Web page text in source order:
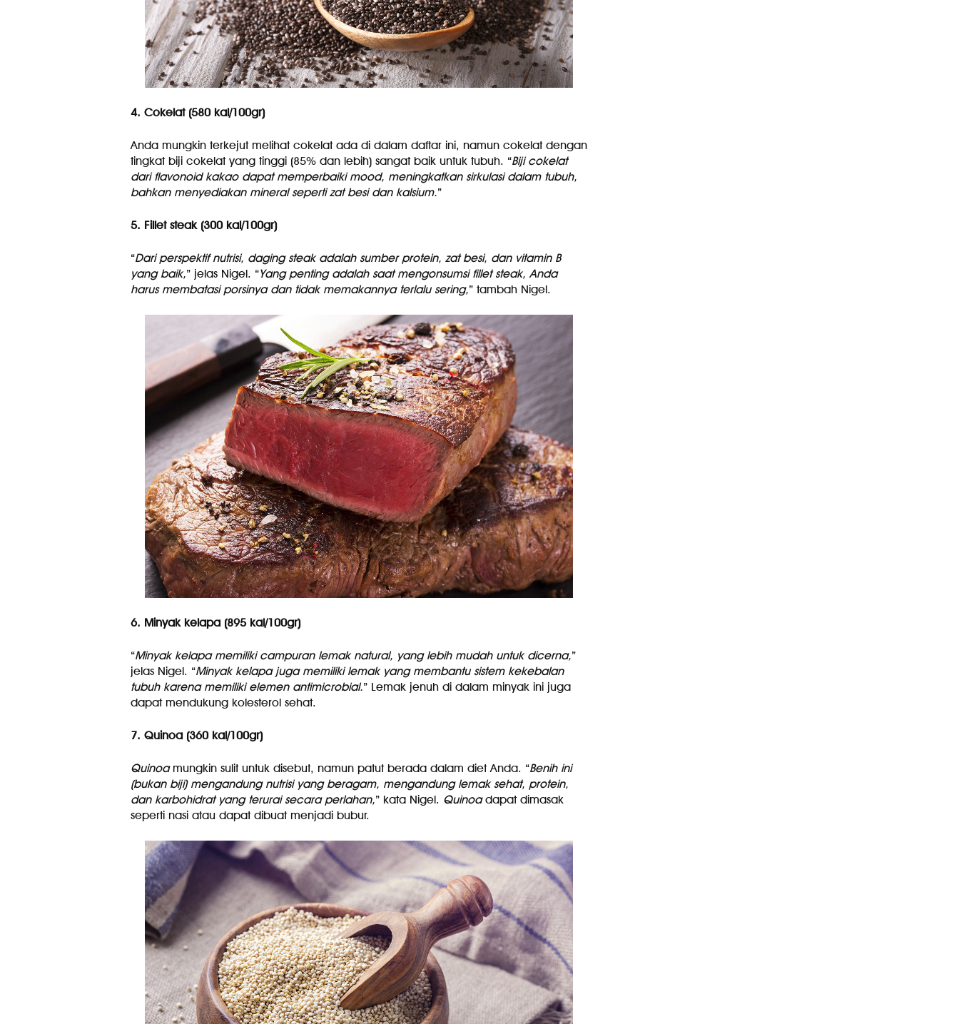
4. Cokelat (580 kal/100gr)
Anda mungkin terkejut melihat cokelat ada di dalam daftar ini, namun cokelat dengan
tingkat biji cokelat yang tinggi (85% dan lebih) sangat baik untuk tubuh. “Biji cokelat
dari flavonoid kakao dapat memperbaiki mood, meningkatkan sirkulasi dalam tubuh,
bahkan menyediakan mineral seperti zat besi dan kalsium.”
5. Fillet steak (300 kal/100gr)
“Dari perspektif nutrisi, daging steak adalah sumber protein, zat besi, dan vitamin B
yang baik,” jelas Nigel. “Yang penting adalah saat mengonsumsi fillet steak, Anda
harus membatasi porsinya dan tidak memakannya terlalu sering,” tambah Nigel.
6. Minyak kelapa (895 kal/100gr)
“Minyak kelapa memiliki campuran lemak natural, yang lebih mudah untuk dicerna,”
jelas Nigel. “Minyak kelapa juga memiliki lemak yang membantu sistem kekebalan
tubuh karena memiliki elemen antimicrobial.” Lemak jenuh di dalam minyak ini juga
dapat mendukung kolesterol sehat.
7. Quinoa (360 kal/100gr)
Quinoamungkin sulit untuk disebut, namun patut berada dalam diet Anda. “Benih ini
(bukan biji) mengandung nutrisi yang beragam, mengandung lemak sehat, protein,
dan karbohidrat yang terurai secara perlahan,” kata Nigel. Quinoadapat dimasak
seperti nasi atau dapat dibuat menjadi bubur.